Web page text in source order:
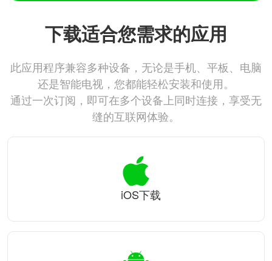
下载适合您需求的应用
此应用程序兼容多种设备，无论是手机、平板、电脑
还是智能电视，您都能轻松安装和使用。
通过一次订阅，即可在多个设备上同时连接，享受无
缝的互联网体验。
iOS下载